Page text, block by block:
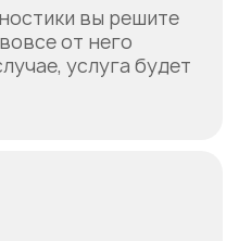
вы решите
от него
услуга будет
вы